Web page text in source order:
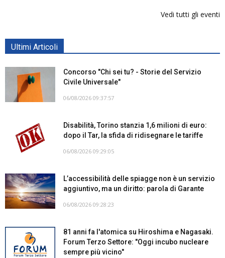
Vedi tutti gli eventi
Ultimi Articoli
Concorso "Chi sei tu? - Storie del Servizio
Civile Universale"
06/08/2026 09:37:57
Disabilità, Torino stanzia 1,6 milioni di euro:
dopo il Tar, la sfida di ridisegnare le tariffe
06/08/2026 09:29:05
L’accessibilità delle spiagge non è un servizio
aggiuntivo, ma un diritto: parola di Garante
06/08/2026 09:28:23
81 anni fa l'atomica su Hiroshima e Nagasaki.
Forum Terzo Settore: "Oggi incubo nucleare
sempre più vicino"